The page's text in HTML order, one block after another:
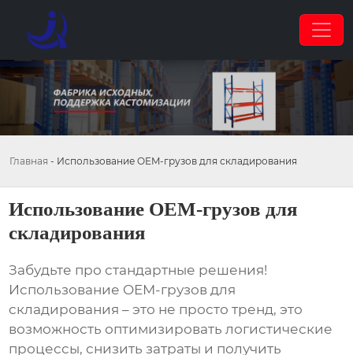
Главная - Использование OEM-грузов для складирования
Использование OEM-грузов для
складирования
Забудьте про стандартные решения!
Использование OEM-грузов для
складирования – это не просто тренд, это
возможность оптимизировать логистические
процессы, снизить затраты и получить